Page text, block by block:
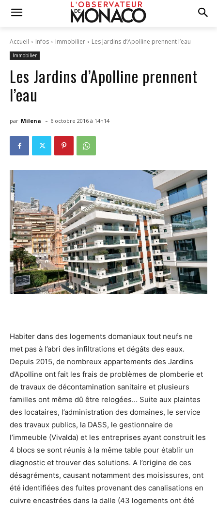
Accueil Infos Immobilier Les Jardins d’Apolline prennent l’eau
Immobilier
Les Jardins d’Apolline prennent
l’eau
par Milena - 6 octobre 2016 à 14h14
Habiter dans des logements domaniaux tout neufs ne
met pas à l’abri des infiltrations et dégâts des eaux.
Depuis 2015, de nombreux appartements des Jardins
d’Apolline ont fait les frais de problèmes de plomberie et
de travaux de décontamination sanitaire et plusieurs
familles ont même dû être relogées… Suite aux plaintes
des locataires, l’administration des domaines, le service
des travaux publics, la DASS, le gestionnaire de
l’immeuble (Vivalda) et les entreprises ayant construit les
4 blocs se sont réunis à la même table pour établir un
diagnostic et trouver des solutions. A l’origine de ces
désagréments, causant notamment des moisissures, ont
été identifiées des fuites provenant des canalisations en
cuivre encastrées dans la dalle (43 logements ont été